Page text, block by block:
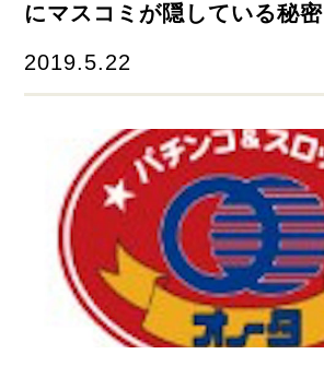
にマスコミが隠している秘密
2019.5.22